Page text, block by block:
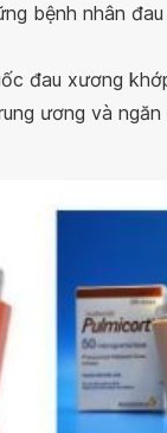
bệnh nhân
đau xương
ương và